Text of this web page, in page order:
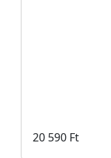
20 590 Ft